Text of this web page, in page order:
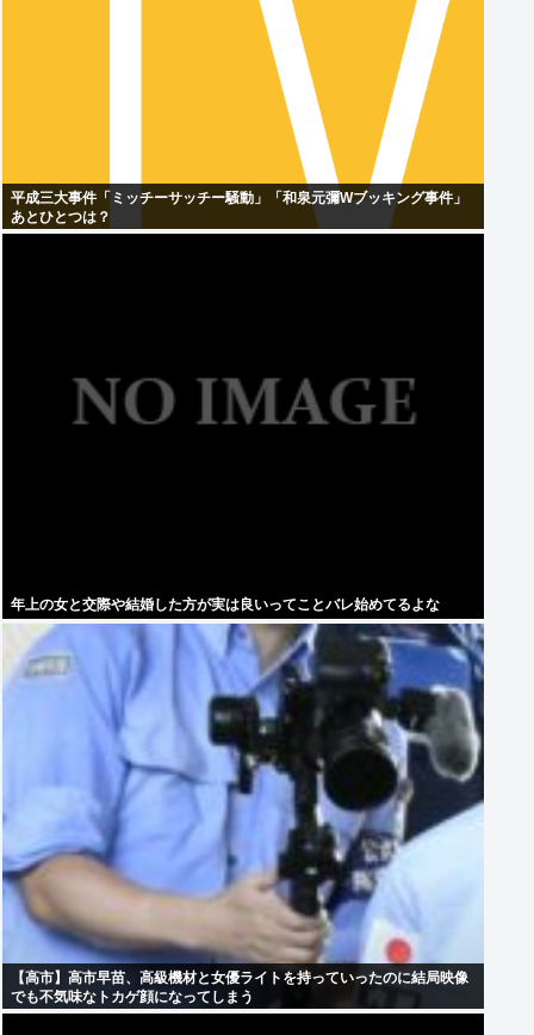
平成三大事件「ミッチーサッチー騒動」「和泉元彌Wブッキング事件」
あとひとつは？
年上の女と交際や結婚した方が実は良いってことバレ始めてるよな
【高市】高市早苗、高級機材と女優ライトを持っていったのに結局映像
でも不気味なトカゲ顔になってしまう